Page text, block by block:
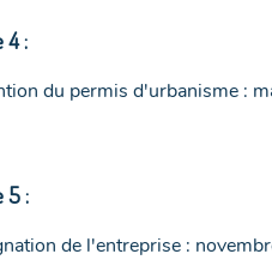
4 :
du permis d'urbanisme :
5 :
de l'entreprise :